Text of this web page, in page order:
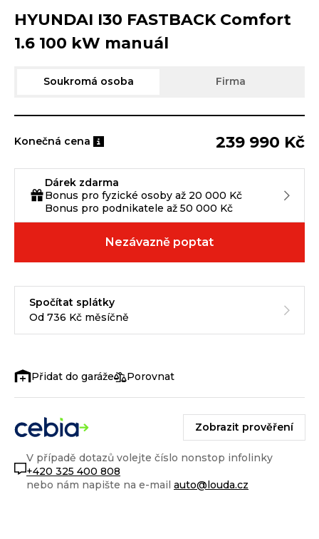
HYUNDAI I30 FASTBACK Comfort
1.6 100 kW manuál
Soukromá osoba Firma
Konečná cena 239 990 Kč
Dárek zdarma
Bonus pro fyzické osoby až 20 000 Kč
Bonus pro podnikatele až 50 000 Kč
Nezávazně poptat
Spočítat splátky
Od 736 Kč měsíčně
Porovnat
Zobrazit prověření
V případě dotazů volejte číslo nonstop infolinky
+420 325 400 808
nebo nám napište na e-mail auto@louda.cz